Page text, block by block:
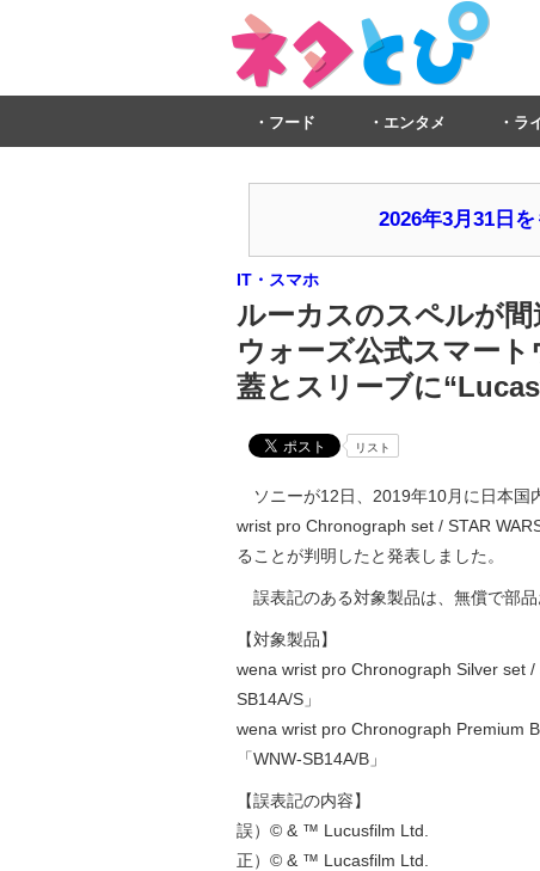
フード エンタメ ラ
2026年3月31日
IT・スマホ
ルーカスのスペルが
ウォーズ公式スマー
蓋とスリーブに
リスト
ソニーが12日、2019年10月に日本国
wrist pro Chronograph set / STAR
ることが判明したと発表しました。
誤表記のある対象製品は、無償で部品
【対象製品】
wena wrist pro Chronograph Silver set /
SB14A/S」
wena wrist pro Chronograph Premium
「WNW-SB14A/B」
【誤表記の内容】
誤）© & ™ Lucusfilm Ltd.
正）© & ™ Lucasfilm Ltd.